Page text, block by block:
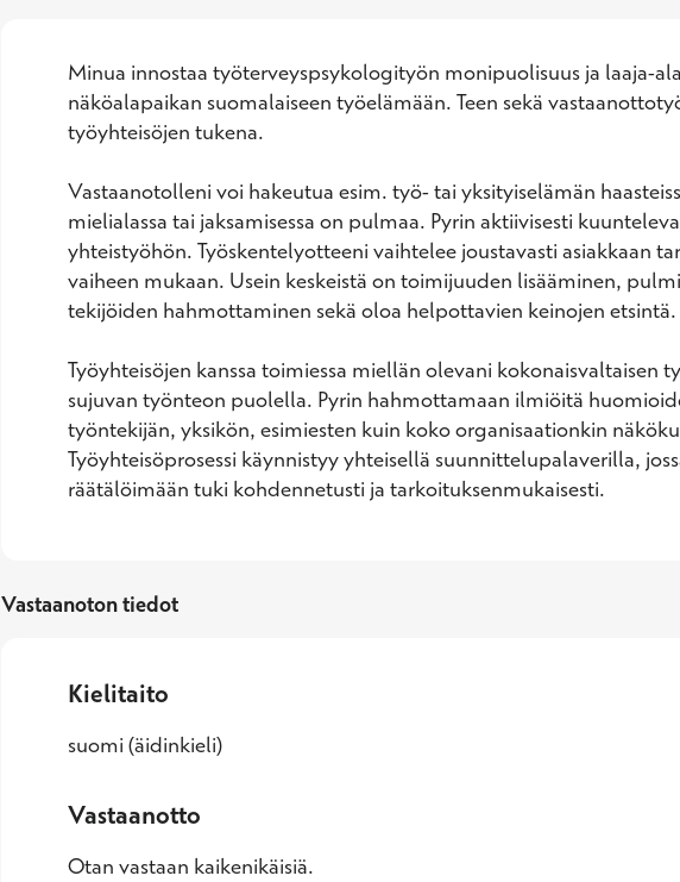
Minua innostaa työterveyspsykologityön monipuolisuus ja laaja-
näköalapaikan suomalaiseen työelämään. Teen sekä
työyhteisöjen tukena.
Vastaanotolleni voi hakeutua esim. työ- tai yksityiselämän
mielialassa tai jaksamisessa on pulmaa. Pyrin aktiivisesti
yhteistyöhön. Työskentelyotteeni vaihtelee joustavasti asiakkaan
vaiheen mukaan. Usein keskeistä on toimijuuden lisääminen,
tekijöiden hahmottaminen sekä oloa helpottavien keinojen etsintä.
Työyhteisöjen kanssa toimiessa miellän olevani kokonaisvaltaisen
sujuvan työnteon puolella. Pyrin hahmottamaan ilmiöitä
työntekijän, yksikön, esimiesten kuin koko organisaationkin
Työyhteisöprosessi käynnistyy yhteisellä suunnittelupalaverilla,
räätälöimään tuki kohdennetusti ja tarkoituksenmukaisesti.
Vastaanoton tiedot
Kielitaito
suomi (äidinkieli)
Vastaanotto
Otan vastaan kaikenikäisiä.